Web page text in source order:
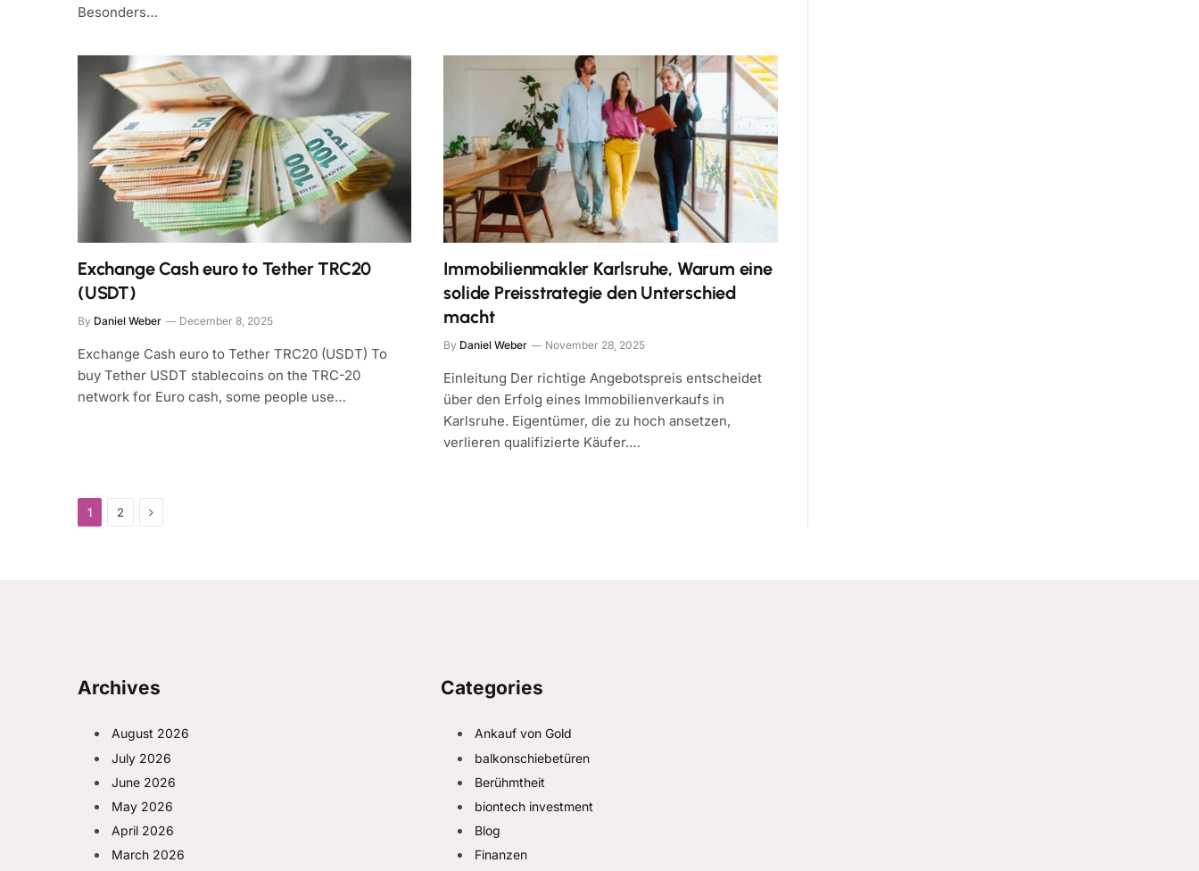
Besonders…
Exchange Cash euro to Tether TRC20
(USDT)
By Daniel Weber December 8, 2025
Exchange Cash euro to Tether TRC20 (USDT) To
buy Tether USDT stablecoins on the TRC-20
network for Euro cash, some people use…
Immobilienmakler Karlsruhe, Warum eine
solide Preisstrategie den Unterschied
macht
By Daniel Weber November 28, 2025
Einleitung Der richtige Angebotspreis entscheidet
über den Erfolg eines Immobilienverkaufs in
Karlsruhe. Eigentümer, die zu hoch ansetzen,
verlieren qualifizierte Käufer.…
1 2 Next
Archives
August 2026
July 2026
June 2026
May 2026
April 2026
March 2026
Categories
Ankauf von Gold
balkonschiebetüren
Berühmtheit
biontech investment
Blog
Finanzen